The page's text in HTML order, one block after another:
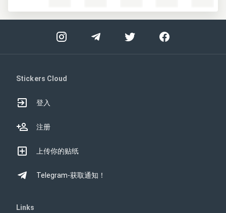
Stickers Cloud
登入
注册
上传你的贴纸
Telegram-获取通知！
Links